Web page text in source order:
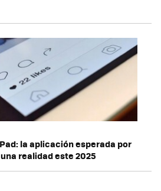
la aplicación esperada por
realidad este 2025